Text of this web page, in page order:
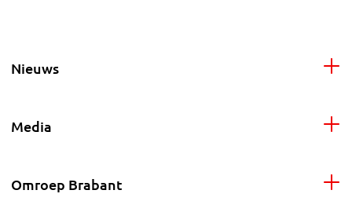
Nieuws
Media
Omroep Brabant